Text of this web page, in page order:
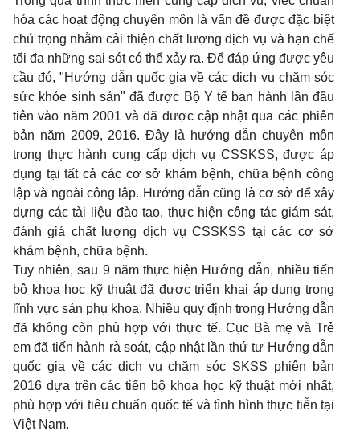
hóa các hoạt động chuyên môn là vấn đề được đặc biệt
chú trọng nhằm cải thiện chất lượng dịch vụ và hạn chế
tối đa những sai sót có thể xảy ra. Để đáp ứng được yêu
cầu đó, "Hướng dẫn quốc gia về các dịch vụ chăm sóc
sức khỏe sinh sản" đã được Bộ Y tế ban hành lần đầu
tiên vào năm 2001 và đã được cập nhật qua các phiên
bản năm 2009, 2016. Đây là hướng dẫn chuyên môn
trong thực hành cung cấp dịch vụ CSSKSS, được áp
dụng tại tất cả các cơ sở khám bệnh, chữa bệnh công
lập và ngoài công lập. Hướng dẫn cũng là cơ sở để xây
dựng các tài liệu đào tạo, thực hiện công tác giám sát,
đánh giá chất lượng dịch vụ CSSKSS tại các cơ sở
khám bệnh, chữa bệnh.
Tuy nhiên, sau 9 năm thực hiện Hướng dẫn, nhiều tiến
bộ khoa học kỹ thuật đã được triển khai áp dụng trong
lĩnh vực sản phụ khoa. Nhiều quy định trong Hướng dẫn
đã không còn phù hợp với thực tế. Cục Bà mẹ và Trẻ
em đã tiến hành rà soát, cập nhật lần thứ tư Hướng dẫn
quốc gia về các dịch vụ chăm sóc SKSS phiên bản
2016 dựa trên các tiến bộ khoa học kỹ thuật mới nhất,
phù hợp với tiêu chuẩn quốc tế và tình hình thực tiễn tại
Việt Nam.